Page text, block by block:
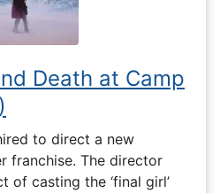
Death at Camp
to direct a new
franchise. The director
of casting the ‘final girl’